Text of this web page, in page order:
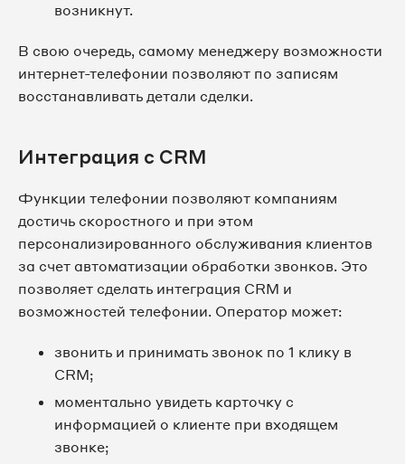
возникнут.
В свою очередь, самому менеджеру возможности
интернет-телефонии позволяют по записям
восстанавливать детали сделки.
Интеграция с CRM
Функции телефонии позволяют компаниям
достичь скоростного и при этом
персонализированного обслуживания клиентов
за счет автоматизации обработки звонков. Это
позволяет сделать интеграция CRM и
возможностей телефонии. Оператор может:
звонить и принимать звонок по 1 клику в
CRM;
моментально увидеть карточку с
информацией о клиенте при входящем
звонке;